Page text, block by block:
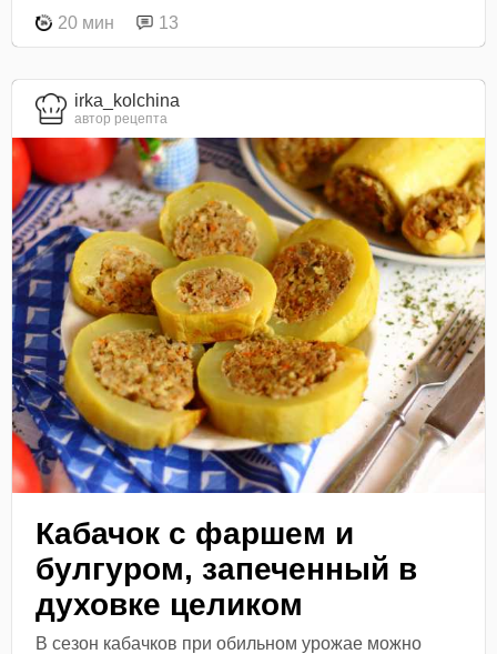
20 мин
13
irka_kolchina
автор рецепта
Кабачок с фаршем и
булгуром, запеченный в
духовке целиком
В сезон кабачков при обильном урожае можно